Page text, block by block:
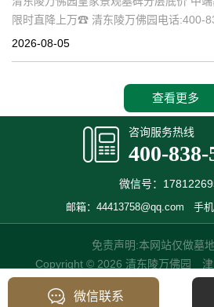
限时直降上万☎ 清东陵万佛园电话:400-
5063清东陵万佛园，作为中国历史上著名
2026-08-05
查看更多
咨询服务热线
400-838-
微信号：
邮箱：44413758@qq.com 手
免责声明:本网站仅做墓
Copyright © 2026 清东陵万佛园
微信联系